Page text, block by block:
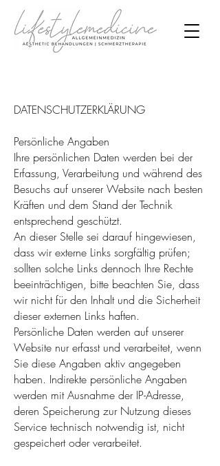
DATENSCHUTZERKLÄRUNG
Persönliche Angaben
Ihre persönlichen Daten werden bei der
Erfassung, Verarbeitung und während des
Besuchs auf unserer Website nach besten
Kräften und dem Stand der Technik
entsprechend geschützt.
An dieser Stelle sei darauf hingewiesen,
dass wir externe Links sorgfältig prüfen;
sollten solche Links dennoch Ihre Rechte
beeinträchtigen, bitte beachten Sie, dass
wir nicht für den Inhalt und die Sicherheit
dieser externen Links haften.
Persönliche Daten werden auf unserer
Website nur erfasst und verarbeitet, wenn
Sie diese Angaben aktiv angegeben
haben. Indirekte persönliche Angaben
werden mit Ausnahme der IP-Adresse,
deren Speicherung zur Nutzung dieses
Service technisch notwendig ist, nicht
gespeichert oder verarbeitet.